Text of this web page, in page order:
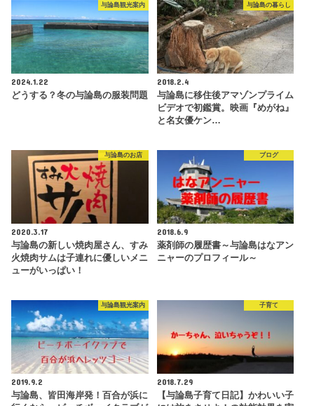
与論島観光案内
2024.1.22
どうする？冬の与論島の服装問題
与論島の暮らし
2018.2.4
与論島に移住後アマゾンプライム
ビデオで初鑑賞。映画『めがね』
と名女優ケン…
与論島のお店
2020.3.17
与論島の新しい焼肉屋さん、すみ
火焼肉サムは子連れに優しいメニ
ューがいっぱい！
ブログ
2018.6.9
薬剤師の履歴書～与論島はなアン
ニャーのプロフィール～
与論島観光案内
2019.9.2
与論島、皆田海岸発！百合が浜に
子育て
2018.7.29
【与論島子育て日記】かわいい子